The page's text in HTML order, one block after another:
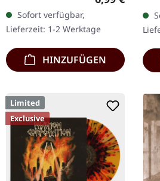
Sofort verfügbar,
Lieferzeit: 1-2 Werktage
HINZUFÜGEN
Limited
Exclusive